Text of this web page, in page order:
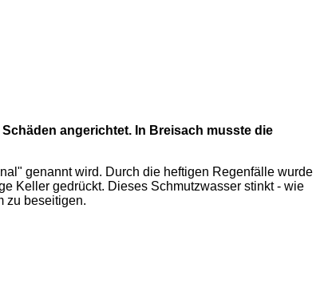
angerichtet. In Breisach musste die
genannt wird. Durch die heftigen Regenfälle wurde
Keller gedrückt. Dieses Schmutzwasser stinkt - wie
zu beseitigen.